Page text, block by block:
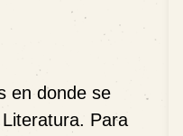
en donde se
Para